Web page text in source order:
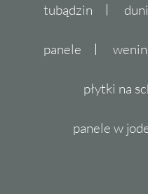
tubądzin
panele
płytki na
panele w